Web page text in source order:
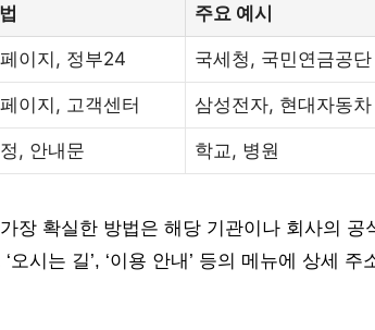
주요 예시
이지, 정부24 국세청, 국민연금공단
이지, 고객센터 삼성전자, 현대자동차
, 안내문 학교, 병원
장 확실한 방법은 해당 기관이나 회사의 공
‘오시는 길’, ‘이용 안내’ 등의 메뉴에 상세